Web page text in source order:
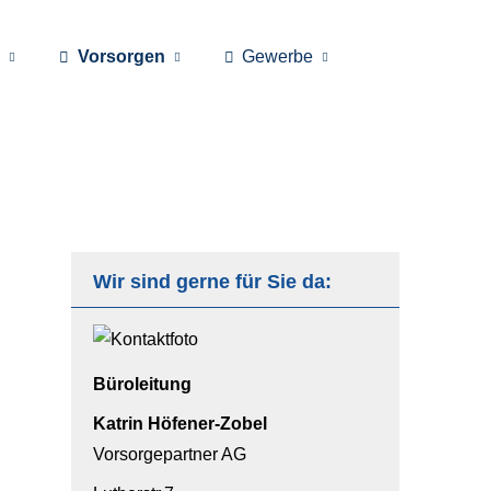
Vorsorgen Gewerbe
Wir sind gerne für Sie da:
Büroleitung
Katrin Höfener-Zobel
Vorsorgepartner AG